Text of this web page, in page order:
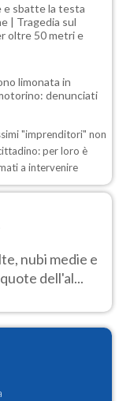
e sbatte la testa
| Tragedia sul
oltre 50 metri e
limonata in
denunciati
"imprenditori" non
per loro è
a intervenire
nubi medie e
dell'al...